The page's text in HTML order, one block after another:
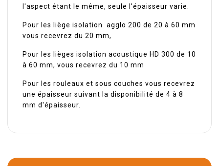
l'aspect étant le même, seule l'épaisseur varie.
Pour les liège isolation agglo 200 de 20 à 60 mm
vous recevrez du 20 mm,
Pour les lièges isolation acoustique HD 300 de 10
à 60 mm, vous recevrez du 10 mm
Pour les rouleaux et sous couches vous recevrez
une épaisseur suivant la disponibilité de 4 à 8
mm d'épaisseur.